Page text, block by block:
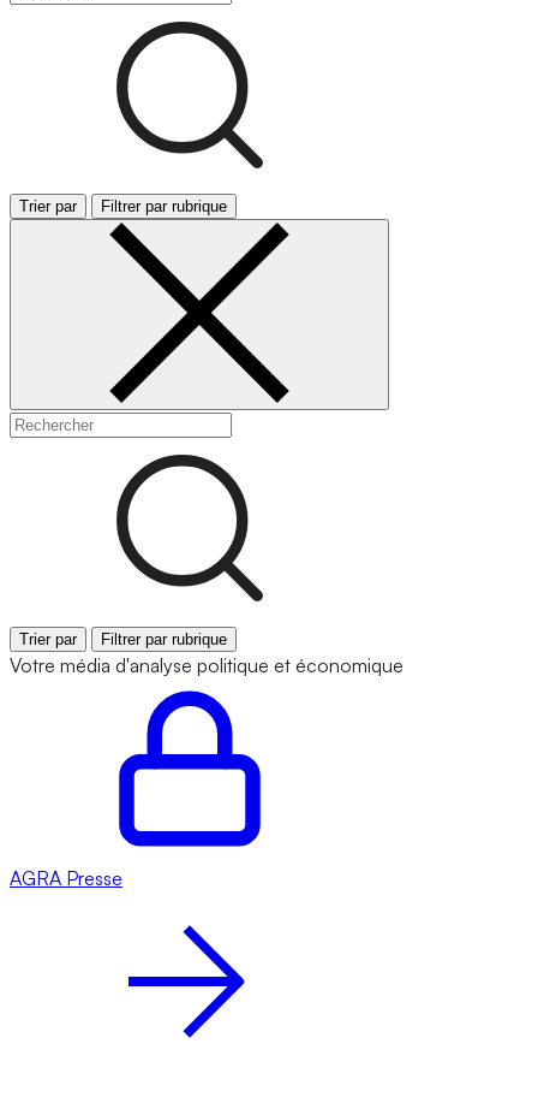
Trier par Filtrer par rubrique
Trier par Filtrer par rubrique
Votre média d'analyse politique et économique
AGRA Presse